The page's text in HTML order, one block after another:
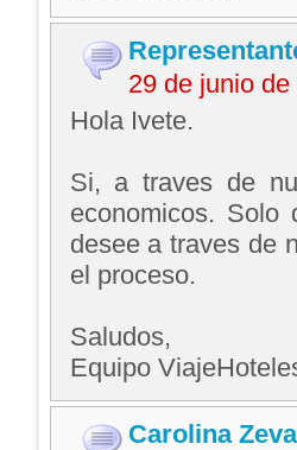
29 de junio
Hola Ivete.
Si, a traves de
economicos.
desee a traves de
el proceso.
Saludos,
Equipo
Carolina